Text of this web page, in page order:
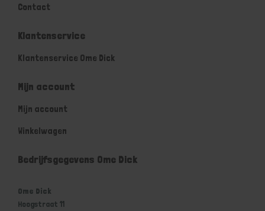
Contact
Klantenservice
Klantenservice Ome Dick
Mijn account
Mijn account
Winkelwagen
Bedrijfsgegevens Ome Dick
Ome Dick
Hoogstraat 11